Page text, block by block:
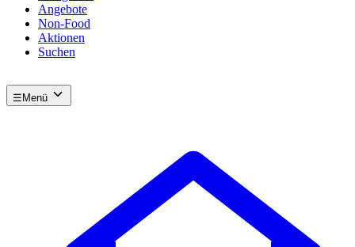
Angebote
Non-Food
Aktionen
Suchen
☰ Menü